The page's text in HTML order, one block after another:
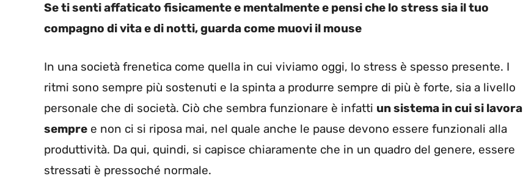
Se ti senti affaticato fisicamente e mentalmente e pensi che lo stress sia il tuo
compagno di vita e di notti, guarda come muovi il mouse
In una società frenetica come quella in cui viviamo oggi, lo stress è spesso presente. I
ritmi sono sempre più sostenuti e la spinta a produrre sempre di più è forte, sia a livello
personale che di società. Ciò che sembra funzionare è infatti un sistema in cui si lavora
sempre e non ci si riposa mai, nel quale anche le pause devono essere funzionali alla
produttività. Da qui, quindi, si capisce chiaramente che in un quadro del genere, essere
stressati è pressoché normale.